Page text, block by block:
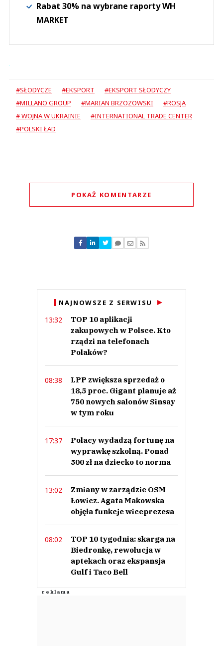
Rabat 30% na wybrane raporty WH
MARKET
#SŁODYCZE #EKSPORT
#EKSPORT SŁODYCZY
#MILLANO GROUP
#MARIAN BRZOZOWSKI
#ROSJA
# WOJNA W UKRAINIE
#INTERNATIONAL TRADE CENTER
#POLSKI ŁAD
POKAŻ KOMENTARZE
Nie znaleziono komentarzy
Zostaw swoje komentarze
NAJNOWSZE Z SERWISU
13:32
TOP 10 aplikacji
zakupowych w Polsce. Kto
rządzi na telefonach
Polaków?
08:38
LPP zwiększa sprzedaż o
18,5 proc. Gigant planuje aż
750 nowych salonów Sinsay
w tym roku
17:37
Polacy wydadzą fortunę na
wyprawkę szkolną. Ponad
500 zł na dziecko to norma
13:02
Zmiany w zarządzie OSM
Łowicz. Agata Makowska
objęła funkcje wiceprezesa
08:02
TOP 10 tygodnia: skarga na
Biedronkę, rewolucja w
aptekach oraz ekspansja
Gulf i Taco Bell